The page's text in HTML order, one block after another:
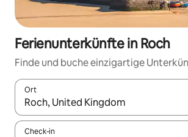
Ferienunterkünfte in Roch
Finde und buche einzigartige
Ort
Wenn Ergebnisse verfügbar sind,
Check-in